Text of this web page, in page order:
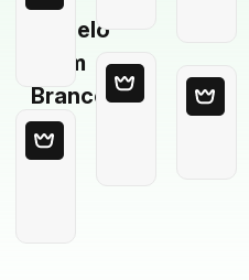
Modelo
em
Branco